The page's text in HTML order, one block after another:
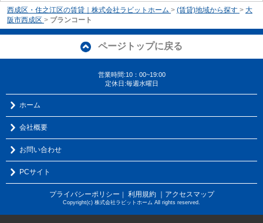
西成区・住之江区の賃貸｜株式会社ラビットホーム > (賃貸)地域から探す > 大
阪市西成区 > ブランコート
ページトップに戻る
営業時間:10：00~19:00
定休日:毎週水曜日
ホーム
会社概要
お問い合わせ
PCサイト
プライバシーポリシー 利用規約 ｜アクセスマップ
Copyright(c) 株式会社ラビットホーム All rights reserved.